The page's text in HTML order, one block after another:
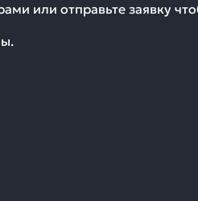
или отправьте заявку